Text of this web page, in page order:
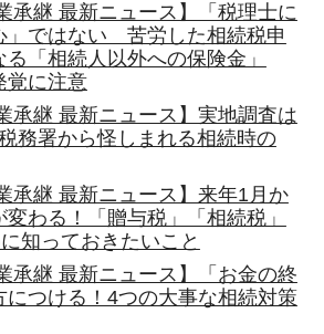
承継 最新ニュース】「税理士に
」ではない 苦労した相続税申
「相続人以外への保険金」
覚に注意
承継 最新ニュース】実地調査は
務署から怪しまれる相続時の
承継 最新ニュース】来年1月か
わる！「贈与税」「相続税」
知っておきたいこと
承継 最新ニュース】「お金の終
につける！4つの大事な相続対策